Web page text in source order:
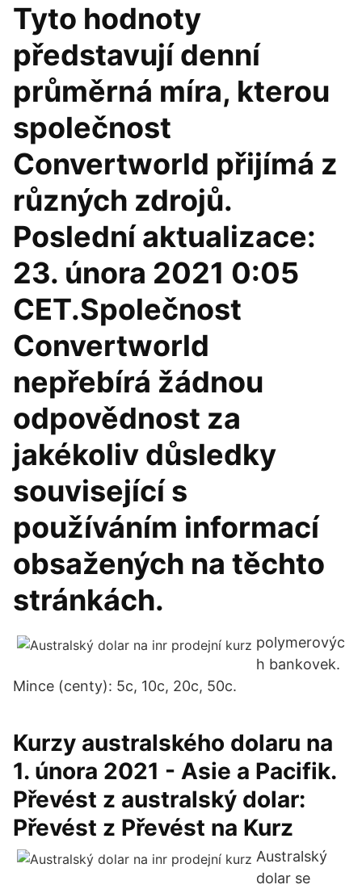
Tyto hodnoty
představují denní
průměrná míra, kterou
společnost
Convertworld přijímá z
různých zdrojů.
Poslední aktualizace:
23. února 2021 0:05
CET.Společnost
Convertworld
nepřebírá žádnou
odpovědnost za
jakékoliv důsledky
související s
používáním informací
obsažených na těchto
stránkách.
polymerovýc
h bankovek.
Mince (centy): 5c, 10c, 20c, 50c.
Kurzy australského dolaru na
1. února 2021 - Asie a Pacifik.
Převést z australský dolar:
Převést z Převést na Kurz
Australský
dolar se